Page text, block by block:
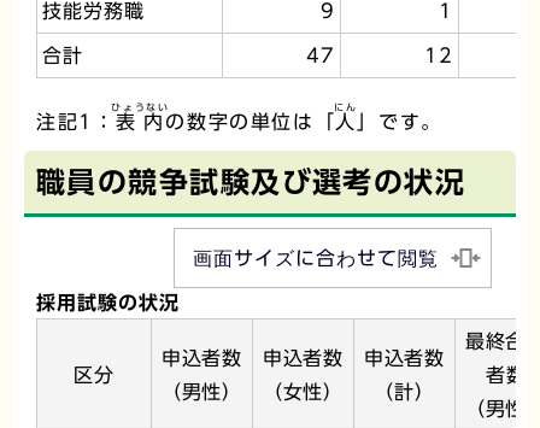
技能労務職 9 1
合計 47 12
注記1： 表内
ひょうない
の数字の単位は「 人
にん
」です。
職員の競争試験及び選考の状況
画面サイズに合わせて閲覧
採用試験の状況
区分
申込者数
（男性）
申込者数
（女性）
申込者数
（計）
最終合
者数
（男性